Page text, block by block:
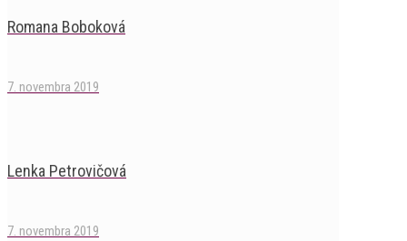
Romana Boboková
7. novembra 2019
Lenka Petrovičová
7. novembra 2019